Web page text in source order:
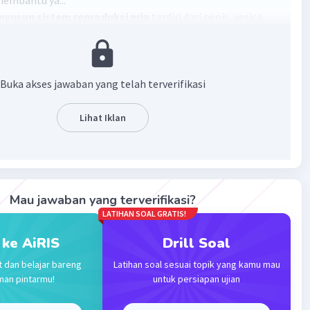
sistem reproduksi wanita
rahim, tuba falopi/oviduk dan ovarium.
Balas
organ reproduksi yaitu
Buka akses jawaban yang telah terverifikasi
Lihat Iklan
Mau jawaban yang terverifikasi?
AiRIS
dan belajar bareng
pintarmu!
LATIHAN SOAL GRATIS!
Drill Soal
Latihan soal sesuai topik yang kamu mau
untuk persiapan ujian